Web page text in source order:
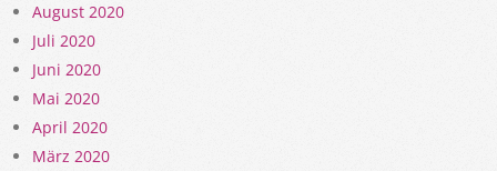
August 2020
Juli 2020
Juni 2020
Mai 2020
April 2020
März 2020